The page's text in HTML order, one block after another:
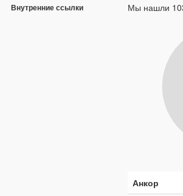
Внутренние ссылки Мы нашли
Анкор